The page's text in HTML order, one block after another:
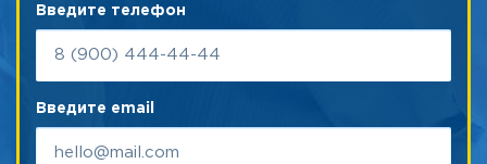
Введите телефон
Введите email